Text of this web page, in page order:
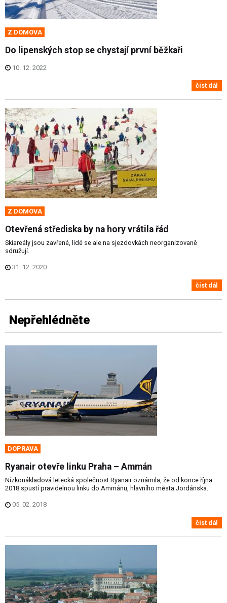
Z DOMOVA
Do lipenských stop se chystají první běžkaři
10. 12. 2022
číst dál
Z DOMOVA
Otevřená střediska by na hory vrátila řád
Skiareály jsou zavřené, lidé se ale na sjezdovkách neorganizovaně
sdružují.
31. 12. 2020
číst dál
Nepřehlédněte
DOPRAVA
Ryanair otevře linku Praha – Ammán
Nízkonákladová letecká společnost Ryanair oznámila, že od konce října
2018 spustí pravidelnou linku do Ammánu, hlavního města Jordánska.
05. 02. 2018
číst dál